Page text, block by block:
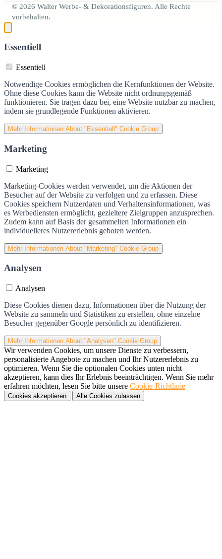
© 2026 Walter Werbe- & Dekorationsfiguren. Alle Rechte
vorbehalten.
Essentiell
Essentiell
Notwendige Cookies ermöglichen die Kernfunktionen der Website.
Ohne diese Cookies kann die Website nicht ordnungsgemäß
funktionieren. Sie tragen dazu bei, eine Website nutzbar zu machen,
indem sie grundlegende Funktionen aktivieren.
Mehr Informationen About "Essentiell" Cookie Group
Marketing
Marketing
Marketing-Cookies werden verwendet, um die Aktionen der
Besucher auf der Website zu verfolgen und zu erfassen. Diese
Cookies speichern Nutzerdaten und Verhaltensinformationen, was
es Werbediensten ermöglicht, gezieltere Zielgruppen anzusprechen.
Zudem kann auf Basis der gesammelten Informationen ein
individuelleres Nutzererlebnis geboten werden.
Mehr Informationen About "Marketing" Cookie Group
Analysen
Analysen
Diese Cookies dienen dazu, Informationen über die Nutzung der
Website zu sammeln und Statistiken zu erstellen, ohne einzelne
Besucher gegenüber Google persönlich zu identifizieren.
Mehr Informationen About "Analysen" Cookie Group
Wir verwenden Cookies, um unsere Dienste zu verbessern,
personalisierte Angebote zu machen und Ihr Nutzererlebnis zu
optimieren. Wenn Sie die optionalen Cookies unten nicht
akzeptieren, kann dies Ihr Erlebnis beeinträchtigen. Wenn Sie mehr
erfahren möchten, lesen Sie bitte unsere Cookie-Richtlinie
Cookies akzeptieren Alle Cookies zulassen